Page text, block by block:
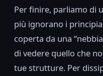
Per finire, parliamo di
più ignorano i
coperta da una
di vedere quello che
tue strutture. Per